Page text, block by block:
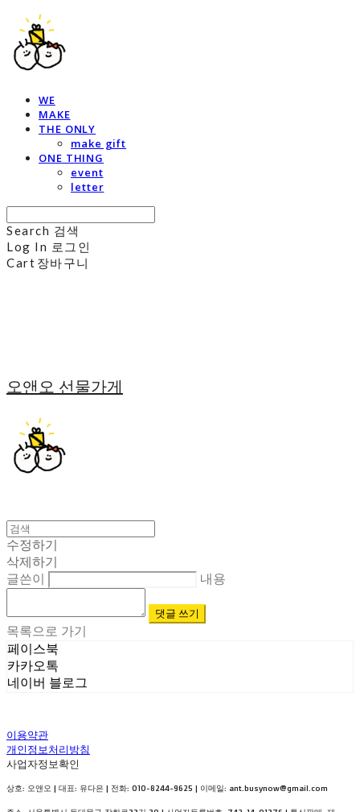
WE
MAKE
THE ONLY
make gift
ONE THING
event
letter
Search 검색
Log In 로그인
Cart 장바구니
오앤오 선물가게
수정하기
삭제하기
글쓴이
내용
댓글 쓰기
목록으로 가기
페이스북
카카오톡
네이버 블로그
이용약관
개인정보처리방침
사업자정보확인
상호: 오앤오 | 대표: 유다은 | 전화: 010-8244-9625 | 이메일: ant.busynow@gmail.com